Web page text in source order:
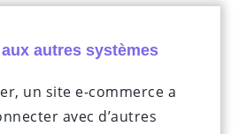
autres systèmes
un site e-commerce a
avec d’autres